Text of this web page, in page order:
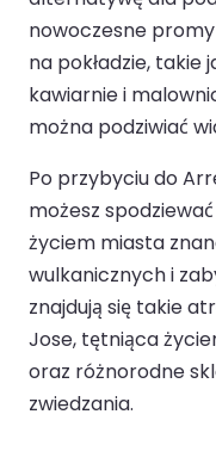
nowoczesne
na pokładzie, takie
kawiarnie i
można podziwiać
Po przybyciu do
możesz
życiem miasta
wulkanicznych i
znajdują się takie
Jose, tętniąca
oraz różnorodne
zwiedzania.